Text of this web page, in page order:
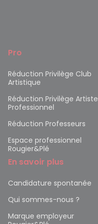
Pro
Réduction Privilège Club
Artistique
Réduction Privilège Artiste
Professionnel
Réduction Professeurs
Espace professionnel
Rougier&Plé
En savoir plus
Candidature spontanée
Qui sommes-nous ?
Marque employeur